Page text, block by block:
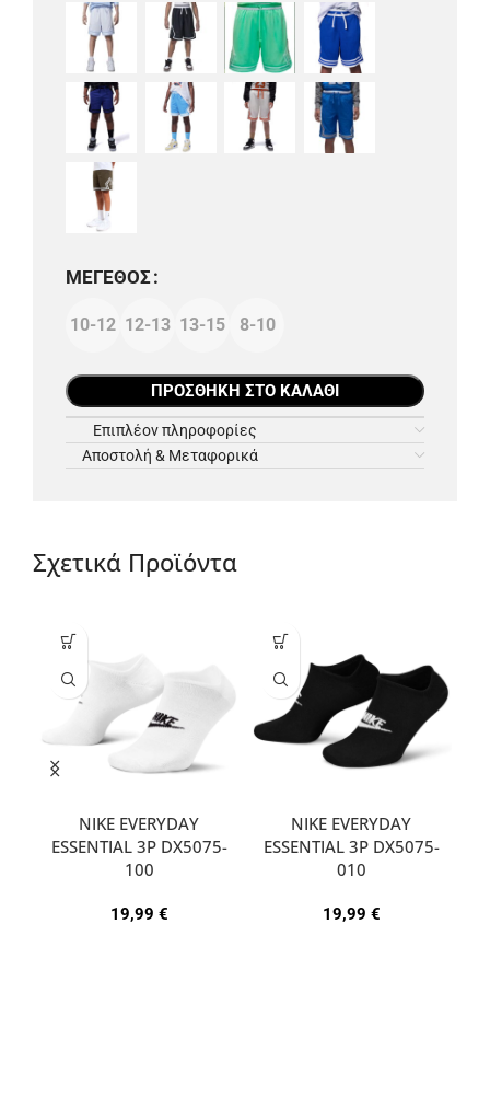
ΜΈΓΕΘΟΣ
10-12 12-13 13-15 8-10
ΠΡΟΣΘΉΚΗ ΣΤΟ ΚΑΛΆΘΙ
Επιπλέον πληροφορίες
Αποστολή & Μεταφορικά
Σχετικά Προϊόντα
NIKE EVERYDAY
ESSENTIAL 3P DX5075-
100
19,99 €
NIKE EVERYDAY
ESSENTIAL 3P DX5075-
010
19,99 €